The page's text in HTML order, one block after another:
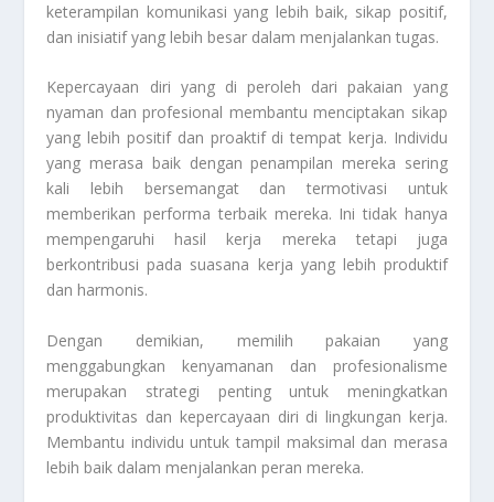
keterampilan komunikasi yang lebih baik, sikap positif,
dan inisiatif yang lebih besar dalam menjalankan tugas.
Kepercayaan diri yang di peroleh dari pakaian yang
nyaman dan profesional membantu menciptakan sikap
yang lebih positif dan proaktif di tempat kerja. Individu
yang merasa baik dengan penampilan mereka sering
kali lebih bersemangat dan termotivasi untuk
memberikan performa terbaik mereka. Ini tidak hanya
mempengaruhi hasil kerja mereka tetapi juga
berkontribusi pada suasana kerja yang lebih produktif
dan harmonis.
Dengan demikian, memilih pakaian yang
menggabungkan kenyamanan dan profesionalisme
merupakan strategi penting untuk meningkatkan
produktivitas dan kepercayaan diri di lingkungan kerja.
Membantu individu untuk tampil maksimal dan merasa
lebih baik dalam menjalankan peran mereka.